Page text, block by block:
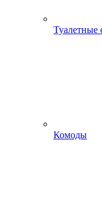
Туалетные
Комоды